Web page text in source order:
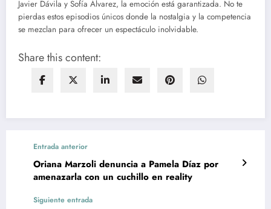
Javier Dávila y Sofía Álvarez, la emoción está garantizada. No te
pierdas estos episodios únicos donde la nostalgia y la competencia
se mezclan para ofrecer un espectáculo inolvidable.
Share this content:
Entrada anterior
Oriana Marzoli denuncia a Pamela Díaz por
amenazarla con un cuchillo en reality
Siguiente entrada